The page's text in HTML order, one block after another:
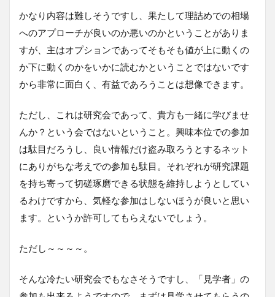
かなり内容は難しそうですし、果たして理詰めでの相場
へのアプローチが良いのか悪いのかということがありま
すが、主はオプションであってそもそも値が上に動くの
か下に動くのかをいかに読むかということではないです
から非常に面白く、有益であろうことは想像できます。
ただし、これは研究会であって、貴方も一緒に学びませ
んか？という会ではないということ。興味本位での参加
は駄目だろうし、良い情報だけ盗み取ろうとするネット
にありがちな考えでの参加も駄目。それぞれが研究課題
を持ち寄って切磋琢磨できる状態を維持しようとしてい
るわけですから、気軽な参加はしないほうが良いと思い
ます。というか許可してもらえないでしょう。
ただし～～～～。
そんな冷たい研究会でもなさそうですし、「見学者」の